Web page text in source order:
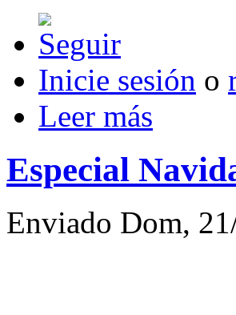
Inicie sesión o
Leer más
Especial
Enviado Dom,